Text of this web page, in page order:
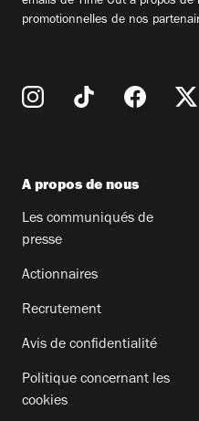
promotionnelles de nos
A propos de nous
Les communiqués de
presse
Actionnaires
Recrutement
Avis de confidentialité
Politique concernant les
cookies